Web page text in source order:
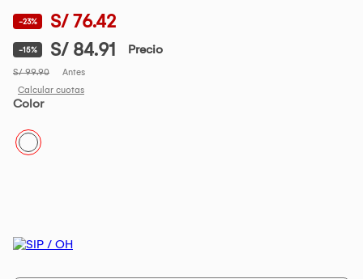
-23% S/ 76.42
-15% S/ 84.91 Precio
S/ 99.90
Antes
Calcular cuotas
Color